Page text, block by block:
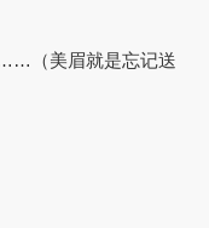
（美眉就是忘记送